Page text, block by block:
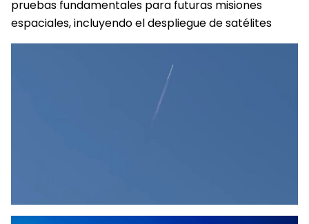
pruebas fundamentales para futuras misiones
espaciales, incluyendo el despliegue de satélites